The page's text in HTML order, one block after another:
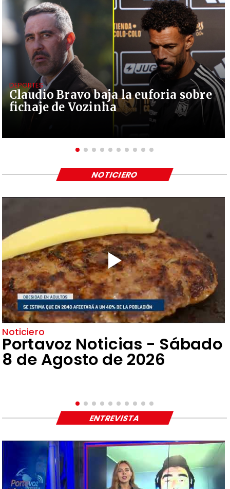
Claudio Bravo baja la euforia sobre
fichaje de Vozinha
DEPORTES
Noticiero
Portavoz Noticias - Sábado
8 de Agosto de 2026
NOTICIERO
ENTREVISTA